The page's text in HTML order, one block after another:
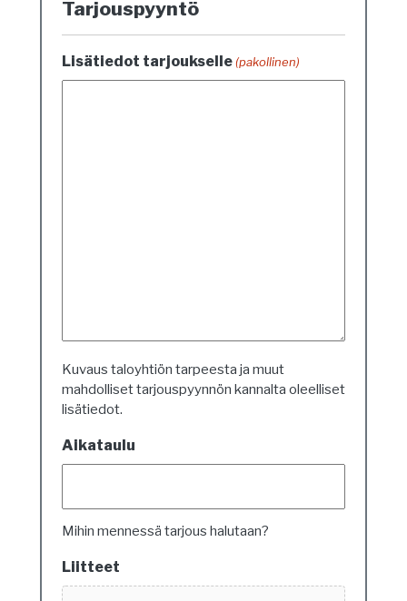
Tarjouspyyntö
Lisätiedot tarjoukselle (pakollinen)
Kuvaus taloyhtiön tarpeesta ja muut
mahdolliset tarjouspyynnön kannalta oleelliset
lisätiedot.
Aikataulu
Mihin mennessä tarjous halutaan?
Liitteet